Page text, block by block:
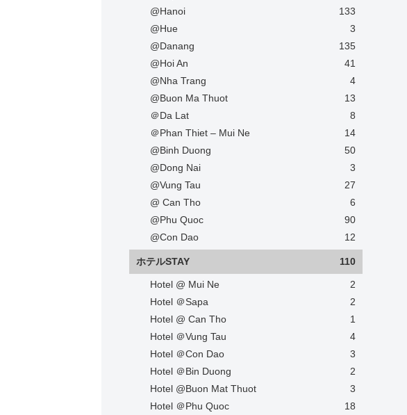
@Hanoi
133
@Hue
3
@Danang
135
@Hoi An
41
@Nha Trang
4
@Buon Ma Thuot
13
＠Da Lat
8
＠Phan Thiet – Mui Ne
14
@Binh Duong
50
@Dong Nai
3
@Vung Tau
27
@ Can Tho
6
@Phu Quoc
90
@Con Dao
12
ホテルSTAY 110
Hotel @ Mui Ne
2
Hotel ＠Sapa
2
Hotel @ Can Tho
1
Hotel ＠Vung Tau
4
Hotel ＠Con Dao
3
Hotel ＠Bin Duong
2
Hotel @Buon Mat Thuot
3
Hotel ＠Phu Quoc
18